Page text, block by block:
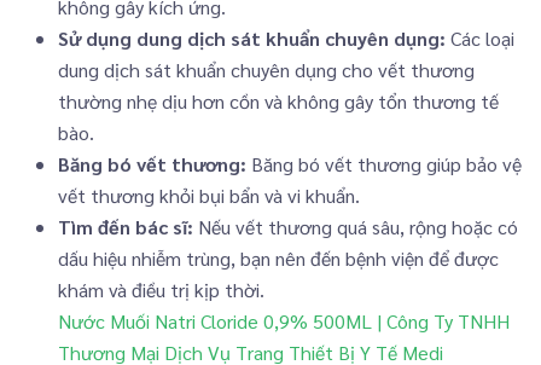
không gây kích ứng.
Sử dụng dung dịch sát khuẩn chuyên dụng: Các loại
dung dịch sát khuẩn chuyên dụng cho vết thương
thường nhẹ dịu hơn cồn và không gây tổn thương tế
bào.
Băng bó vết thương: Băng bó vết thương giúp bảo vệ
vết thương khỏi bụi bẩn và vi khuẩn.
Tìm đến bác sĩ: Nếu vết thương quá sâu, rộng hoặc có
dấu hiệu nhiễm trùng, bạn nên đến bệnh viện để được
khám và điều trị kịp thời.
Nước Muối Natri Cloride 0,9% 500ML | Công Ty TNHH
Thương Mại Dịch Vụ Trang Thiết Bị Y Tế Medi